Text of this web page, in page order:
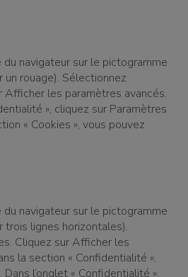
navigateur sur le pictogramme
rouage). Sélectionnez
Afficher les paramètres avancés.
», cliquez sur Paramètres
« Cookies », vous pouvez
navigateur sur le pictogramme
trois lignes horizontales).
Cliquez sur Afficher les
la section « Confidentialité »,
l’onglet « Confidentialité »,